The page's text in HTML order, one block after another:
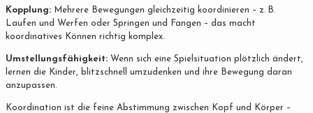
Kopplung: Mehrere Bewegungen gleichzeitig koordinieren – z. B.
Laufen und Werfen oder Springen und Fangen – das macht
koordinatives Können richtig komplex.
Umstellungsfähigkeit: Wenn sich eine Spielsituation plötzlich ändert,
lernen die Kinder, blitzschnell umzudenken und ihre Bewegung daran
anzupassen.
Koordination ist die feine Abstimmung zwischen Kopf und Körper –